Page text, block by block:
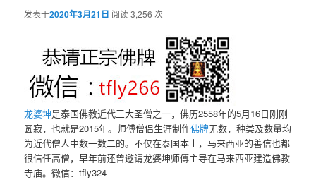
发表于2020年3月21日 阅读 3,256 次
龙婆坤是泰国佛教近代三大圣僧之一，佛历2558年的5月16日刚刚
圆寂，也就是2015年。师傅僧侣生涯制作佛牌无数，种类及数量均
为近代僧人中数一数二的。不仅在泰国本土，马来西亚的善信也都
很信任高僧，早年前还曾邀请龙婆坤师傅主导在马来西亚建造佛教
寺庙。微信：tfly324